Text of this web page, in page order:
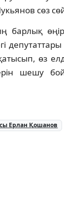
сөз
өз
шешу
Ерлан Қошанов